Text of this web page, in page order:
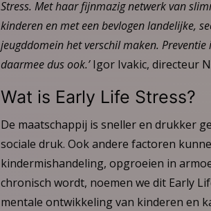
Stress. Met haar fijnmazig netwerk van
kinderen en met een bevlogen landelijke,
jeugddomein het verschil maken.
daarmee dus ook.’Igor Ivakic, directeur
Wat is Early Life Stress?
De maatschappij is sneller en drukker
sociale druk. Ook andere factoren
kindermishandeling, opgroeien in
chronisch wordt, noemen we dit Early
mentale ontwikkeling van kinderen en